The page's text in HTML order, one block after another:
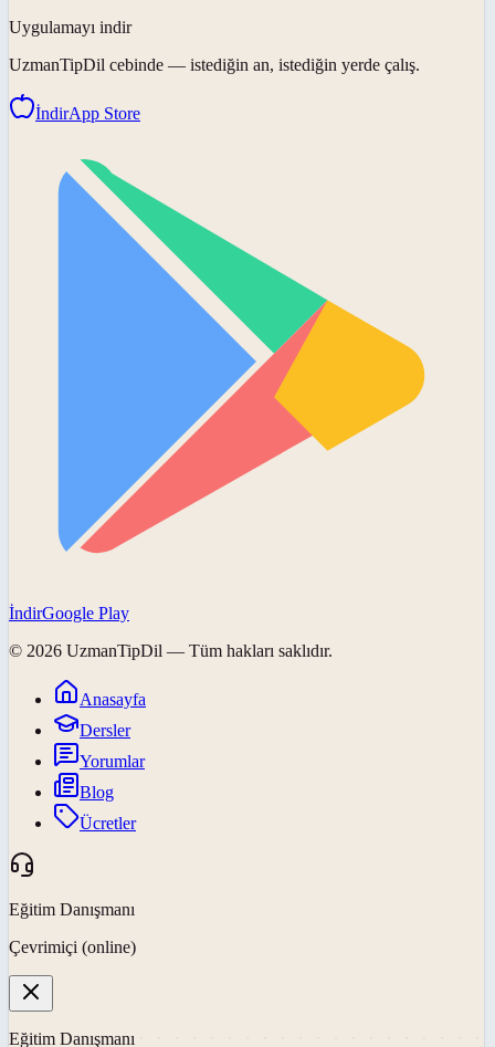
Uygulamayı indir
UzmanTipDil cebinde — istediğin an, istediğin yerde çalış.
İndirApp Store
İndirGoogle Play
© 2026 UzmanTipDil — Tüm hakları saklıdır.
Anasayfa
Dersler
Yorumlar
Blog
Ücretler
Eğitim Danışmanı
Çevrimiçi (online)
Eğitim Danışmanı